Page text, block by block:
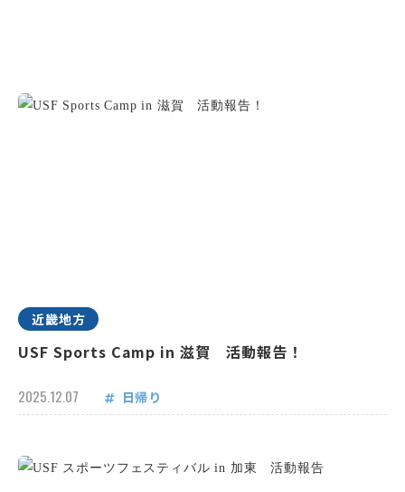
近畿地方
USF Sports Camp in 滋賀 活動報告！
2025.12.07 日帰り